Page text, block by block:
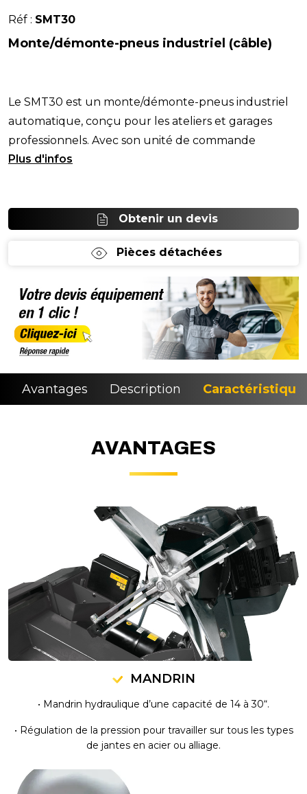
Réf : SMT30
Monte/démonte-pneus industriel (câble)
Le SMT30 est un monte/démonte-pneus industriel
automatique, conçu pour les ateliers et garages
professionnels. Avec son unité de commande
portable et
Obtenir un devis
Pièces détachées
Avantages Description
AVANTAGES
MANDRIN
• Mandrin hydraulique d’une capacité de 14 à 30“.
• Régulation de la pression pour travailler sur tous les types
de jantes en acier ou alliage.